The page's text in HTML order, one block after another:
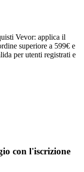
Vevor: applica il
superiore a 599€ e
per utenti registrati e
con l'iscrizione